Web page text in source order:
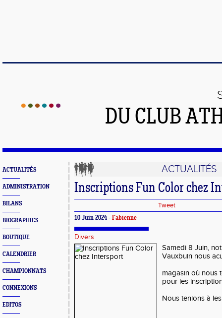
DU CLUB
ACTUALITÉS
ADMINISTRATION
BILANS
BIOGRAPHIES
BOUTIQUE
CALENDRIER
CHAMPIONNATS
CONNEXIONS
EDITOS
ACTUALITÉS
Inscriptions Fun Color chez
Tweet
10 Juin 2024 - Fabienne
Divers
Samedi 8 Juin,
Vauxbuin nous
magasin où nous
pour les
Nous tenions à